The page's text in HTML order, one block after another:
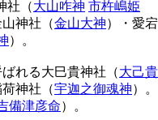
社（大山咋神 市杵嶋姫
神社（金山大神）・愛宕
）。
れる大巳貴神社（大己貴
神社（宇迦之御魂神）。
備津彦命）。